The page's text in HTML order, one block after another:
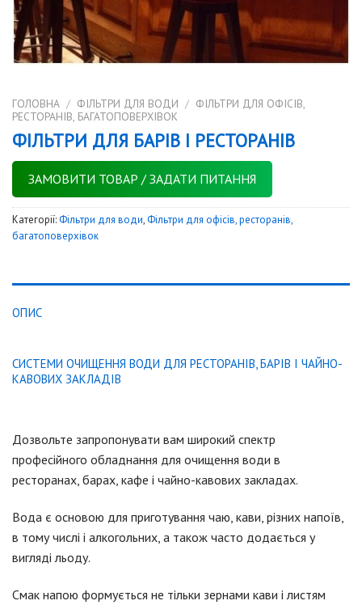
ГОЛОВНА / ФІЛЬТРИ ДЛЯ ВОДИ / ФІЛЬТРИ ДЛЯ ОФІСІВ,
РЕСТОРАНІВ, БАГАТОПОВЕРХІВОК
ФІЛЬТРИ ДЛЯ БАРІВ І РЕСТОРАНІВ
ЗАМОВИТИ ТОВАР / ЗАДАТИ ПИТАННЯ
Категорії: Фільтри для води, Фільтри для офісів, ресторанів,
багатоповерхівок
ОПИС
СИСТЕМИ ОЧИЩЕННЯ ВОДИ ДЛЯ РЕСТОРАНІВ, БАРІВ І ЧАЙНО-
КАВОВИХ ЗАКЛАДІВ
Дозвольте запропонувати вам широкий спектр
професійного обладнання для очищення води в
ресторанах, барах, кафе і чайно-кавових закладах.
Вода є основою для приготування чаю, кави, різних напоїв,
в тому числі і алкогольних, а також часто додається у
вигляді льоду.
Смак напою формується не тільки зернами кави і листям